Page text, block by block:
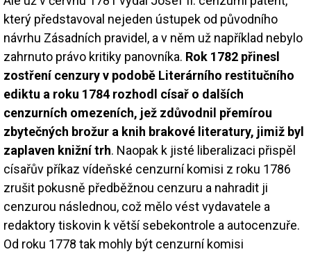
který představoval nejeden ústupek od původního
návrhu Zásadních pravidel, a v něm už například nebylo
zahrnuto právo kritiky panovníka. Rok 1782 přinesl
zostření cenzury v podobě Literárního restitučního
ediktu a roku 1784 rozhodl císař o dalších
cenzurních omezeních, jež zdůvodnil přemírou
zbytečných brožur a knih brakové literatury, jimiž byl
zaplaven knižní trh. Naopak k jisté liberalizaci přispěl
císařův příkaz vídeňské cenzurní komisi z roku 1786
zrušit pokusně předběžnou cenzuru a nahradit ji
cenzurou následnou, což mělo vést vydavatele a
redaktory tiskovin k větší sebekontrole a autocenzuře.
Od roku 1778 tak mohly být cenzurní komisi